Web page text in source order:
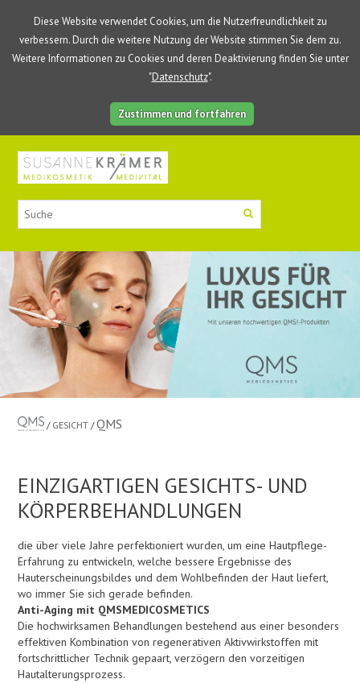
Diese Website verwendet Cookies, um die Nutzerfreundlichkeit zu
verbessern. Durch die weitere Nutzung der Website stimmen Sie dem zu.
Weitere Informationen zu Cookies und deren Deaktivierung finden Sie unter
"Datenschutz".
Zustimmen und fortfahren
GESICHT QMS
EINZIGARTIGEN GESICHTS- UND
KÖRPERBEHANDLUNGEN
die über viele Jahre perfektioniert wurden, um eine Hautpflege-
Erfahrung zu entwickeln, welche bessere Ergebnisse des
Hauterscheinungsbildes und dem Wohlbefinden der Haut liefert,
wo immer Sie sich gerade befinden.
Anti-Aging mit QMSMEDICOSMETICS
Die hochwirksamen Behandlungen bestehend aus einer besonders
effektiven Kombination von regenerativen Aktivwirkstoffen mit
fortschrittlicher Technik gepaart, verzögern den vorzeitigen
Hautalterungsprozess.